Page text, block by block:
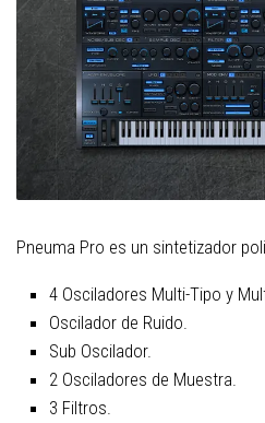
Pneuma Pro es un sintetizador
4 Osciladores Multi-Tipo y
Oscilador de Ruido.
Sub Oscilador.
2 Osciladores de Muestra.
3 Filtros.